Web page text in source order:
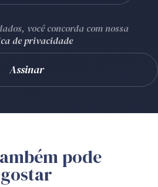
você concorda com nossa
de privacidade
pode
gostar